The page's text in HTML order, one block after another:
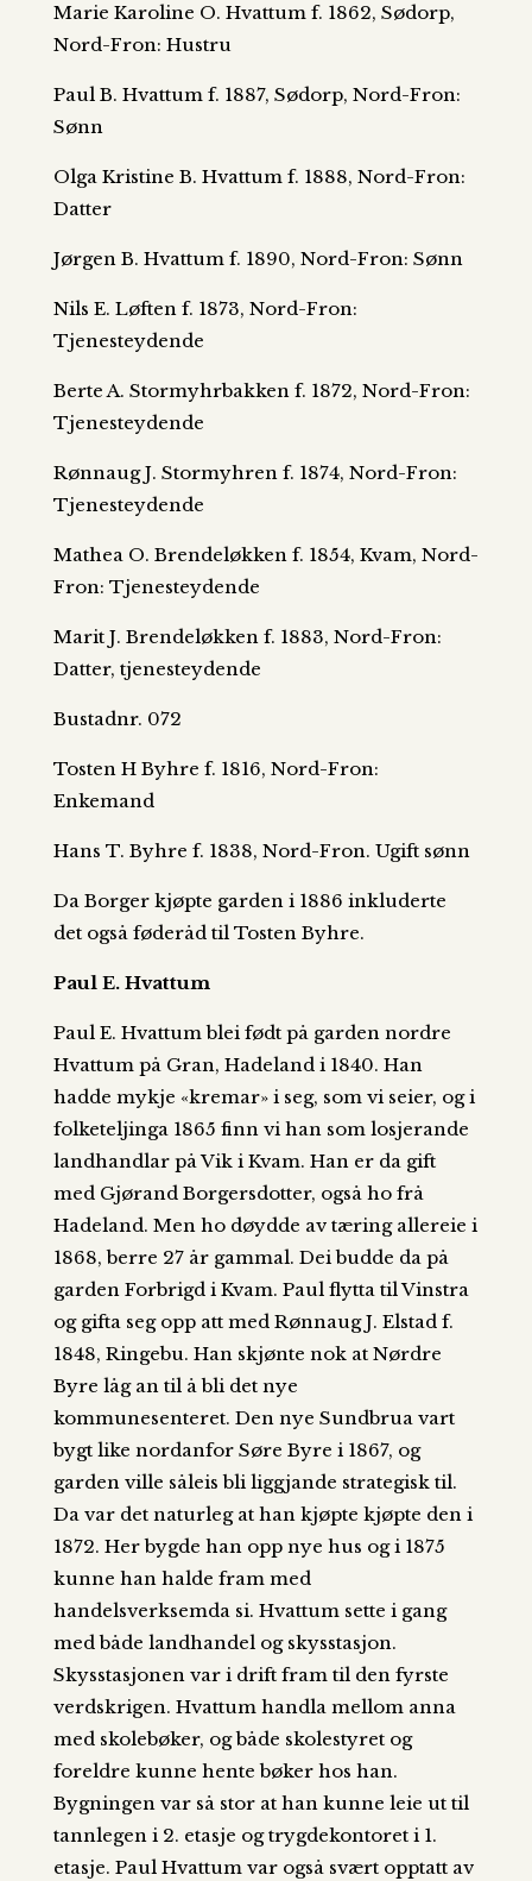
Marie Karoline O. Hvattum f. 1862, Sødorp,
Nord-Fron: Hustru
Paul B. Hvattum f. 1887, Sødorp, Nord-Fron:
Sønn
Olga Kristine B. Hvattum f. 1888, Nord-Fron:
Datter
Jørgen B. Hvattum f. 1890, Nord-Fron: Sønn
Nils E. Løften f. 1873, Nord-Fron:
Tjenesteydende
Berte A. Stormyhrbakken f. 1872, Nord-Fron:
Tjenesteydende
Rønnaug J. Stormyhren f. 1874, Nord-Fron:
Tjenesteydende
Mathea O. Brendeløkken f. 1854, Kvam, Nord-
Fron: Tjenesteydende
Marit J. Brendeløkken f. 1883, Nord-Fron:
Datter, tjenesteydende
Bustadnr. 072
Tosten H Byhre f. 1816, Nord-Fron:
Enkemand
Hans T. Byhre f. 1838, Nord-Fron. Ugift sønn
Da Borger kjøpte garden i 1886 inkluderte
det også føderåd til Tosten Byhre.
Paul E. Hvattum
Paul E. Hvattum blei født på garden nordre
Hvattum på Gran, Hadeland i 1840. Han
hadde mykje «kremar» i seg, som vi seier, og i
folketeljinga 1865 finn vi han som losjerande
landhandlar på Vik i Kvam. Han er da gift
med Gjørand Borgersdotter, også ho frå
Hadeland. Men ho døydde av tæring allereie i
1868, berre 27 år gammal. Dei budde da på
garden Forbrigd i Kvam. Paul flytta til Vinstra
og gifta seg opp att med Rønnaug J. Elstad f.
1848, Ringebu. Han skjønte nok at Nørdre
Byre låg an til å bli det nye
kommunesenteret. Den nye Sundbrua vart
bygt like nordanfor Søre Byre i 1867, og
garden ville såleis bli liggjande strategisk til.
Da var det naturleg at han kjøpte kjøpte den i
1872. Her bygde han opp nye hus og i 1875
kunne han halde fram med
handelsverksemda si. Hvattum sette i gang
med både landhandel og skysstasjon.
Skysstasjonen var i drift fram til den fyrste
verdskrigen. Hvattum handla mellom anna
med skolebøker, og både skolestyret og
foreldre kunne hente bøker hos han.
Bygningen var så stor at han kunne leie ut til
tannlegen i 2. etasje og trygdekontoret i 1.
etasje. Paul Hvattum var også svært opptatt av